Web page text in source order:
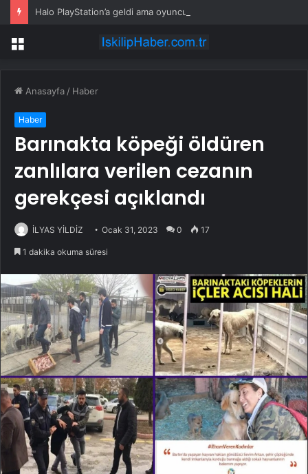
Menü
Anasayfa / Haber
Haber
Barınakta köpeği öldüren
zanlılara verilen cezanın
gerekçesi açıklandı
İLYAS YİLDİZ Ocak 31, 2023 0 17
1 dakika okuma süresi